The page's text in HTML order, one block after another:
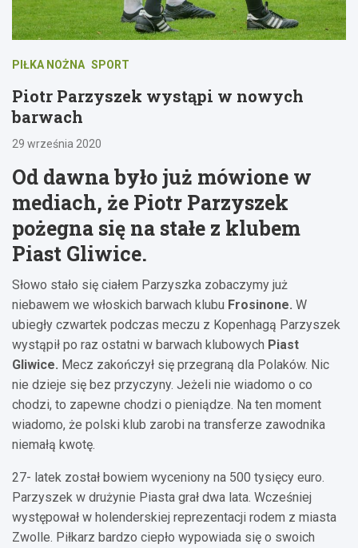
PIŁKA NOŻNA SPORT
Piotr Parzyszek wystąpi w nowych
barwach
29 września 2020
Od dawna było już mówione w
mediach, że Piotr Parzyszek
pożegna się na stałe z klubem
Piast Gliwice.
Słowo stało się ciałem Parzyszka zobaczymy już
niebawem we włoskich barwach klubu Frosinone. W
ubiegły czwartek podczas meczu z Kopenhagą Parzyszek
wystąpił po raz ostatni w barwach klubowych Piast
Gliwice. Mecz zakończył się przegraną dla Polaków. Nic
nie dzieje się bez przyczyny. Jeżeli nie wiadomo o co
chodzi, to zapewne chodzi o pieniądze. Na ten moment
wiadomo, że polski klub zarobi na transferze zawodnika
niemałą kwotę.
27- latek został bowiem wyceniony na 500 tysięcy euro.
Parzyszek w drużynie Piasta grał dwa lata. Wcześniej
występował w holenderskiej reprezentacji rodem z miasta
Zwolle. Piłkarz bardzo ciepło wypowiada się o swoich